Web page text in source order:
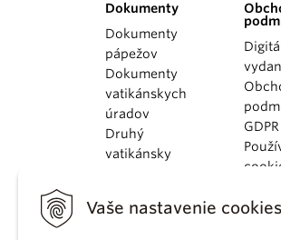
Vaše nastavenie cookies
Dokumenty
Dokumenty
pápežov
Dokumenty
vatikánskych
úradov
Druhý
vatikánsky
KBS
GDPR